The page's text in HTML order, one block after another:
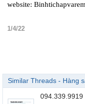
website:
1/4/22
Similar Threads - Hàng